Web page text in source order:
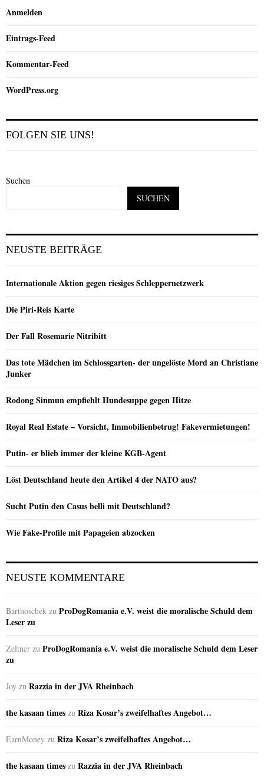
Anmelden
Eintrags-Feed
Kommentar-Feed
WordPress.org
FOLGEN SIE UNS!
Suchen
SUCHEN
NEUSTE BEITRÄGE
Internationale Aktion gegen riesiges Schleppernetzwerk
Die Piri-Reis Karte
Der Fall Rosemarie Nitribitt
Das tote Mädchen im Schlossgarten- der ungelöste Mord an Christiane
Junker
Rodong Sinmun empfiehlt Hundesuppe gegen Hitze
Royal Real Estate – Vorsicht, Immobilienbetrug! Fakevermietungen!
Putin- er blieb immer der kleine KGB-Agent
Löst Deutschland heute den Artikel 4 der NATO aus?
Sucht Putin den Casus belli mit Deutschland?
Wie Fake-Profile mit Papageien abzocken
NEUSTE KOMMENTARE
Barthoschek zu ProDogRomania e.V. weist die moralische Schuld dem
Leser zu
Zeltner zu ProDogRomania e.V. weist die moralische Schuld dem Leser
zu
Joy zu Razzia in der JVA Rheinbach
the kasaan times zu Riza Kosar’s zweifelhaftes Angebot…
EarnMoney zu Riza Kosar’s zweifelhaftes Angebot…
the kasaan times zu Razzia in der JVA Rheinbach